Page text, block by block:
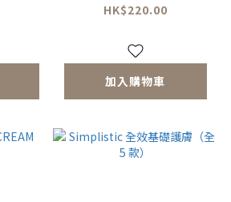
HK$220.00
加入購物車